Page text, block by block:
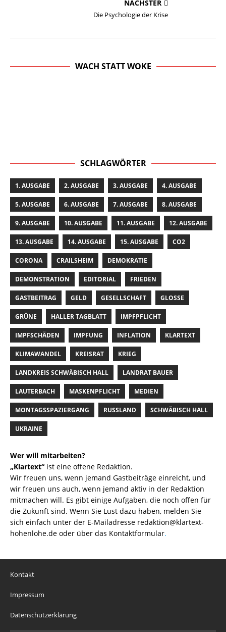
NÄCHSTER
Die Psychologie der Krise
WACH STATT WOKE
SCHLAGWÖRTER
1. AUSGABE 2. AUSGABE 3. AUSGABE 4. AUSGABE
5. AUSGABE 6. AUSGABE 7. AUSGABE 8. AUSGABE
9. AUSGABE 10. AUSGABE 11. AUSGABE 12. AUSGABE
13. AUSGABE 14. AUSGABE 15. AUSGABE CO2
CORONA CRAILSHEIM DEMOKRATIE
DEMONSTRATION EDITORIAL FRIEDEN
GASTBEITRAG GELD GESELLSCHAFT GLOSSE
GRÜNE HALLER TAGBLATT IMPFPFLICHT
IMPFSCHÄDEN IMPFUNG INFLATION KLARTEXT
KLIMAWANDEL KREISRAT KRIEG
LANDKREIS SCHWÄBISCH HALL LANDRAT BAUER
LAUTERBACH MASKENPFLICHT MEDIEN
MONTAGSSPAZIERGANG RUSSLAND SCHWÄBISCH HALL
UKRAINE
Wer will mitarbeiten?
„Klartext“ ist eine offene Redaktion.
Wir freuen uns, wenn jemand Gastbeiträge einreicht, und
wir freuen uns auch, wenn jemand aktiv in der Redaktion
mitmachen will. Es gibt einige Aufgaben, die noch offen für
die Zukunft sind. Wenn Sie Lust dazu haben, melden Sie
sich einfach unter der E-Mailadresse redaktion@klartext-
hohenlohe.de oder über das Kontaktformular.
Kontakt
Impressum
Datenschutzerklärung